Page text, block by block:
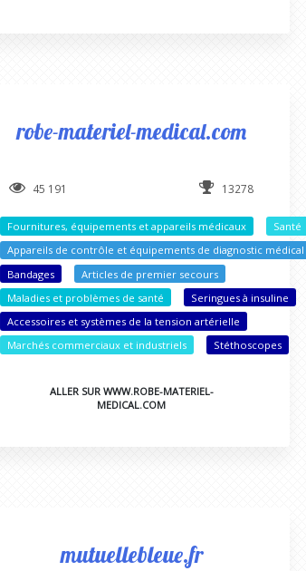
robe-materiel-medical.com
45 191 13278
Fournitures, équipements et appareils médicaux
Santé
Appareils de contrôle et équipements de diagnostic médical
Bandages
Articles de premier secours
Maladies et problèmes de santé
Seringues à insuline
Accessoires et systèmes de la tension artérielle
Marchés commerciaux et industriels
Stéthoscopes
ALLER SUR WWW.ROBE-MATERIEL-
MEDICAL.COM
mutuellebleue.fr